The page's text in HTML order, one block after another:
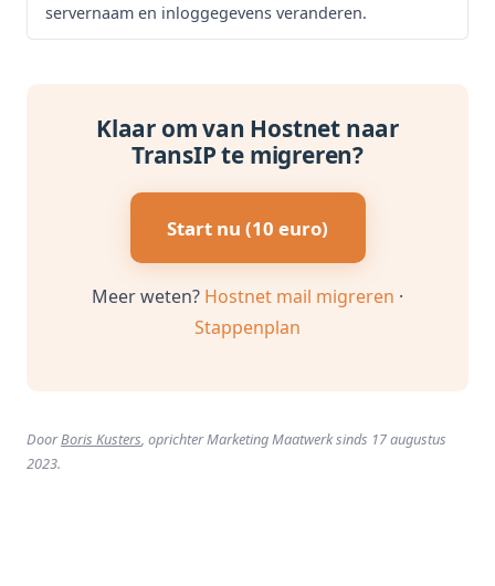
servernaam en inloggegevens veranderen.
Klaar om van Hostnet naar
TransIP te migreren?
Start nu (10 euro)
Meer weten? Hostnet mail migreren ·
Stappenplan
DoorBoris Kusters, oprichter Marketing Maatwerk sinds 17 augustus
2023.